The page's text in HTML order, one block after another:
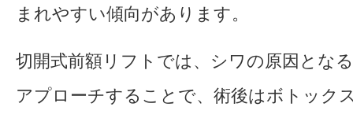
まれやすい傾向があります。
切開式前額リフトでは、シワの原因とな
アプローチすることで、術後はボトック